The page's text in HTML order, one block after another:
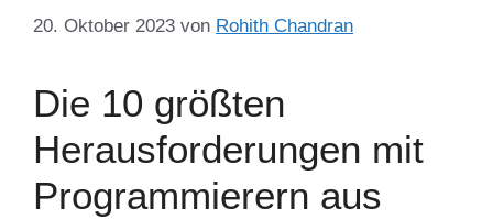
20. Oktober 2023 von Rohith Chandran
Die 10 größten
Herausforderungen mit
Programmierern aus